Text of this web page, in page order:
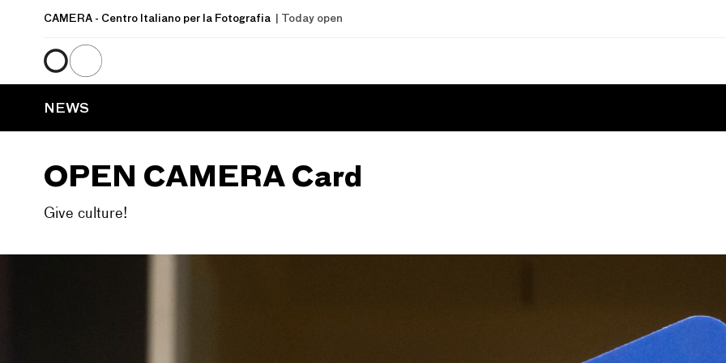
CAMERA - Centro Italiano per la Fotografia | Today open
NEWS
OPEN CAMERA Card
Give culture!